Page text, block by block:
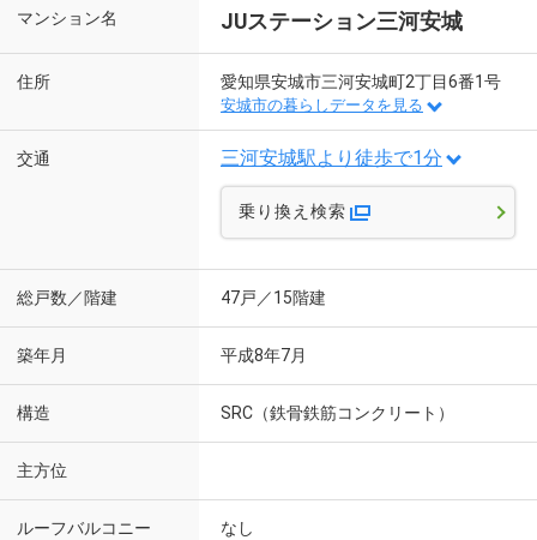
マンション名 JUステーション三河安城
住所 愛知県安城市三河安城町2丁目6番1号
安城市の暮らしデータを見る
交通 三河安城駅より徒歩で1分
乗り換え検索
総戸数／階建 47戸／15階建
築年月 平成8年7月
構造 SRC（鉄骨鉄筋コンクリート）
主方位
ルーフバルコニー なし